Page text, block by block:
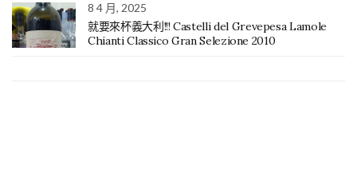
8 4 月, 2025
就要來杯義大利!!! Castelli del Grevepesa Lamole
Chianti Classico Gran Selezione 2010